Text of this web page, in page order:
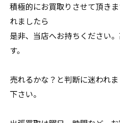
積極的にお買取りさせて頂き
れましたら
是非、当店へお持ちください
す。
売れるかな？と判断に迷われ
下さい。